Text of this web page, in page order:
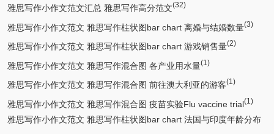
雅思写作小作文范文汇总 雅思写作高分范文(32)
雅思写作小作文范文 雅思写作柱状图bar chart 离婚与结婚数量(3)
雅思写作小作文范文 雅思写作柱状图bar chart 游戏销售量(2)
雅思写作小作文范文 雅思写作混合图 各产业用水量(1)
雅思写作小作文范文 雅思写作混合图 前往澳大利亚的游客(1)
雅思写作小作文范文 雅思写作混合图 疫苗实验Flu vaccine trial(1)
雅思写作小作文范文 雅思写作柱状图bar chart 法国与印度年龄分布